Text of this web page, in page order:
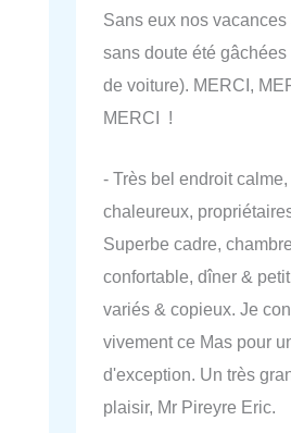
Sans eux nos
sans doute été
de voiture). MERCI,
MERCI !
- Très bel endroit
chaleureux,
Superbe cadre,
confortable, dîner &
variés & copieux. Je
vivement ce Mas pour
d'exception. Un très
plaisir, Mr Pireyre Eric.